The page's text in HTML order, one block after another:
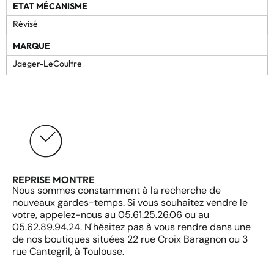
ETAT MÉCANISME
Révisé
MARQUE
Jaeger-LeCoultre
REPRISE MONTRE
Nous sommes constamment à la recherche de
nouveaux gardes-temps. Si vous souhaitez vendre le
votre, appelez-nous au 05.61.25.26.06 ou au
05.62.89.94.24. N'hésitez pas à vous rendre dans une
de nos boutiques situées 22 rue Croix Baragnon ou 3
rue Cantegril, à Toulouse.